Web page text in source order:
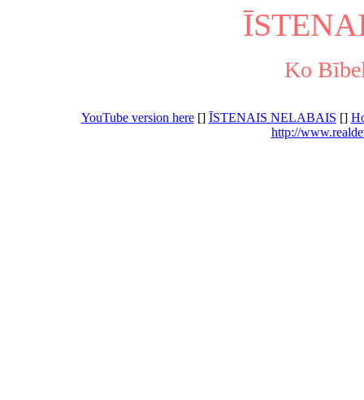
Ko
YouTube version here[] ĪSTENAIS NELABAIS []
http://